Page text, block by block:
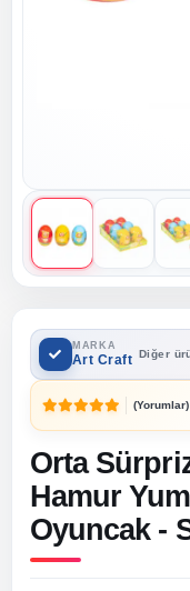
MARKA
Art Craft Diğer
(Yorumlar)
Orta
Hamur
Oyuncak -